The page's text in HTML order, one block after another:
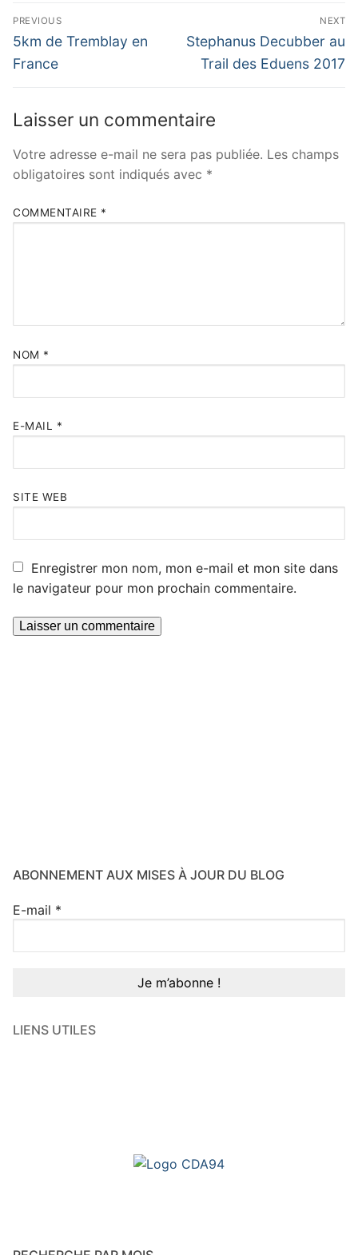
Navigation
de
l’article
PREVIOUS
Previous
post:
5km de Tremblay en
France
NEXT
Next
post:
Stephanus Decubber au
Trail des Eduens 2017
Laisser un commentaire
Votre adresse e-mail ne sera pas publiée. Les champs
obligatoires sont indiqués avec *
COMMENTAIRE *
NOM *
E-MAIL *
SITE WEB
Enregistrer mon nom, mon e-mail et mon site dans
le navigateur pour mon prochain commentaire.
ABONNEMENT AUX MISES À JOUR DU BLOG
E-mail *
LIENS UTILES